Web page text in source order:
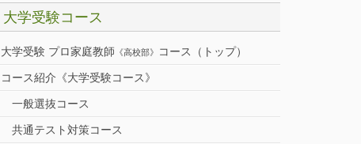
大学受験コース
大学受験 プロ家庭教師 《高校部》 コース（トップ）
コース紹介《大学受験コース》
一般選抜コース
共通テスト対策コース